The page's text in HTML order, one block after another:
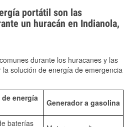
portátil son las
un huracán en Indianola,
durante los huracanes y las
solución de energía de emergencia
energía
Generador a gasolina
baterías